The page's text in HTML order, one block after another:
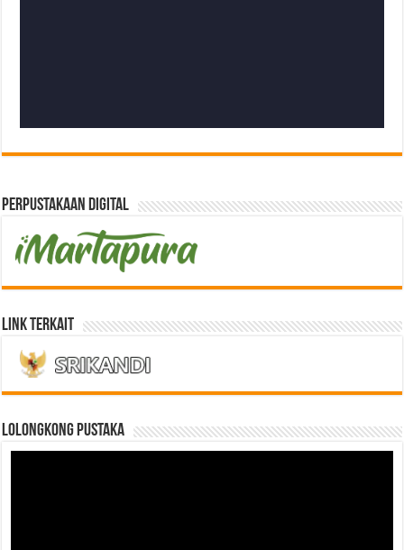
Perpustakaan Digital
Link Terkait
LOLONGKONG PUSTAKA